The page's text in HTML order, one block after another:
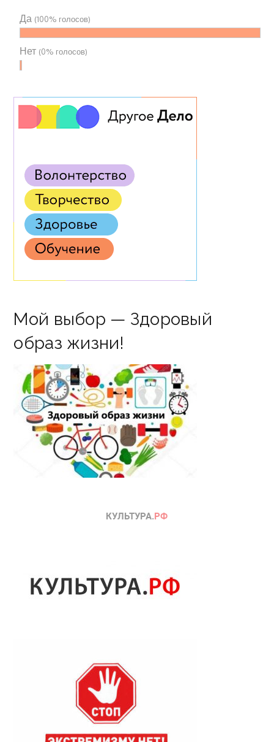
Да (100% голосов)
Нет (0% голосов)
Мой выбор — Здоровый
образ жизни!